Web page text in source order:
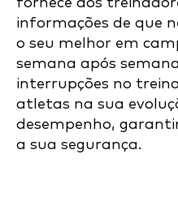
informações de que
o seu melhor em
semana após
interrupções no
atletas na sua
desempenho,
a sua segurança.